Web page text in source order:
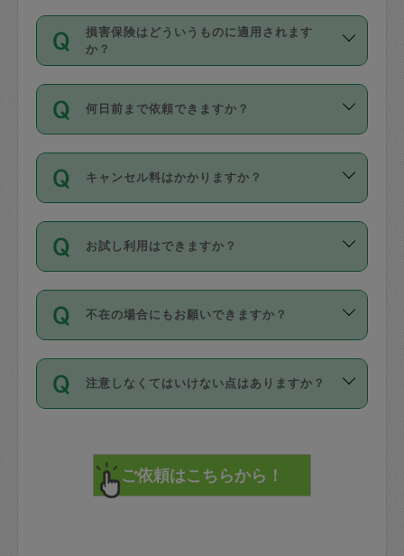
んにメッセージを送り調整してくださ
い。ただし、２時間を越えての調整はで
時間も被らない場合、損害保険の対象外
外での作業は対象外です。
係の専門職に従事されていた方、日本で
すでにハウスキーパーや英語の先生とし
てお仕事をしているフィリピン出身の
社員など様々なバックグラウンドの方が
登録しています。
日本語も話せる方など様々です。
ールに記載していますので、各自の得意
を依頼してください。
応募の際に、各自事務局との面接と説明
を行っています。その後、身分証明書の
写真提出をしていただいています。外国
確認しています。タスカジさんトレーニ
ング動画を使ったセルフトレーニングの
現場トライアルを受け、合格したタスカ
ジさんが活動されています。
※テストセンターの講評は１件目のレビュ
参考
【詳細】タスカジさんの登録に際
損害保険はどういうものに適用されます
か？
依頼者とタスカジさんとの間でタスカジ
を通して成立した作業時間内での作業に
適用されます。作業範囲は、掃除、洗
です。作業中に物を壊したり、人にけが
をさせたりした場合が対象で、補償金額
す。
写真を撮り、
詳細FAQ：
損害賠償保険について教えて
何日前まで依頼できますか？
ご依頼は、現在を起点に3日後（72時間
以降）の日時から受付可能となっていま
す。
タスカジさんへ「募集」をかけることが
可能です。
キャンセル料はかかりますか？
キャンセル料には、以下の2種類がありま
す。
1. 直前キャンセル（定期、スポット契約
共通）
72時間を超える※と、以下のキャンセル
料が発生します。
直前キャンセル料：
72時間前〜24時間前＝依頼料金の50%
お試し利用はできますか？
「お試し利用」というメニューはありま
せんが、「一回のみ」依頼を活用するこ
とによって、気に入ったタスカジさんを
まず、条件の合う気になるタスカジさ
みてください。
その後、一番気に入ったタスカジさんに
不在の場合にもお願いできますか？
不在の場合の作業はタスカジさんの同意
が必要です。数回の依頼ののち、タスカ
ジさんと依頼者の間で十分な信頼関係が
てください。
不在時に部屋に入るためにタスカジさん
注意しなくてはいけない点はありますか？
で、必ず鍵のかかるロッカーや金庫に入
れて依頼者の責任の元管理するよう心掛
けてください。